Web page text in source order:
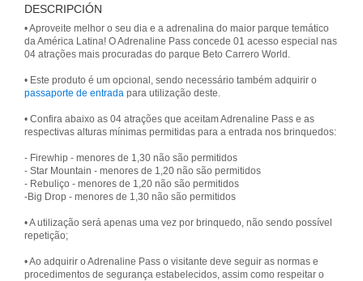
DESCRIPCIÓN
• Aproveite melhor o seu dia e a adrenalina do maior parque temático
da América Latina! O Adrenaline Pass concede 01 acesso especial nas
04 atrações mais procuradas do parque Beto Carrero World.
• Este produto é um opcional, sendo necessário também adquirir o
passaporte de entrada para utilização deste.
• Confira abaixo as 04 atrações que aceitam Adrenaline Pass e as
respectivas alturas mínimas permitidas para a entrada nos brinquedos:
- Firewhip - menores de 1,30 não são permitidos
- Star Mountain - menores de 1,20 não são permitidos
- Rebuliço - menores de 1,20 não são permitidos
-Big Drop - menores de 1,30 não são permitidos
• A utilização será apenas uma vez por brinquedo, não sendo possível
repetição;
• Ao adquirir o Adrenaline Pass o visitante deve seguir as normas e
procedimentos de segurança estabelecidos, assim como respeitar o